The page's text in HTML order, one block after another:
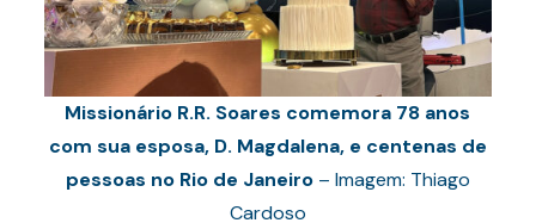
Missionário R.R. Soares comemora 78 anos
com sua esposa, D. Magdalena, e centenas de
pessoas no Rio de Janeiro– Imagem: Thiago
Cardoso